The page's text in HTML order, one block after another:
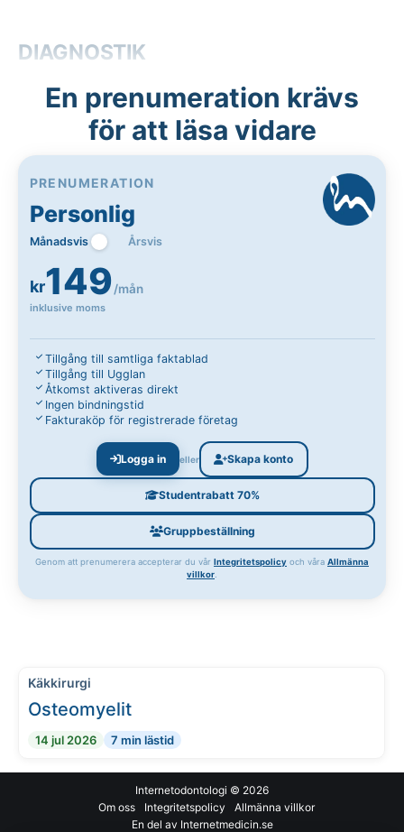
DIAGNOSTIK
En prenumeration krävs
för att läsa vidare
PRENUMERATION
Personlig
Månadsvis Årsvis
kr149/mån
inklusive moms
Tillgång till samtliga faktablad
Tillgång till Ugglan
Åtkomst aktiveras direkt
Ingen bindningstid
Fakturaköp för registrerade företag
Logga in eller Skapa konto
Studentrabatt 70%
Gruppbeställning
Genom att prenumerera accepterar du vår Integritetspolicy och våra Allmänna
villkor
Käkkirurgi
Osteomyelit
14 jul 2026 7 min lästid
Internetodontologi © 2026
Om oss
Integritetspolicy
Allmänna villkor
En del av Internetmedicin.se